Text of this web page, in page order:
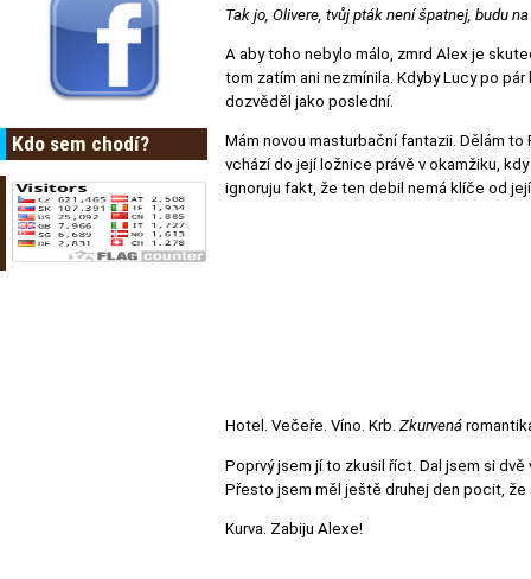
Kdo sem chodí?
Tak jo, Olivere, tvůj pták není špatnej, budu
A aby toho nebylo málo, zmrd Alex je
tom zatím ani nezmínila. Kdyby Lucy po
dozvěděl jako poslední.
Mám novou masturbační fantazii. Dělám
vchází do její ložnice právě v okamžiku,
ignoruju fakt, že ten debil nemá klíče od
Hotel. Večeře. Víno. Krb. Zkurvená
Poprvý jsem jí to zkusil říct. Dal jsem si
Přesto jsem měl ještě druhej den pocit, že
Kurva. Zabiju Alexe!